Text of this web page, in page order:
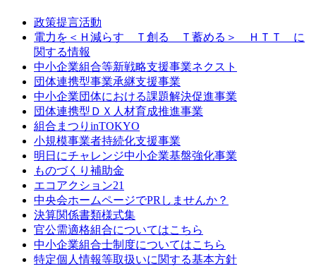
政策提言活動
電力を＜Ｈ減らす Ｔ創る Ｔ蓄める＞ ＨＴＴ に
関する情報
中小企業組合等新戦略支援事業ネクスト
団体連携型事業承継支援事業
中小企業団体における課題解決促進事業
団体連携型ＤＸ人材育成推進事業
組合まつりinTOKYO
小規模事業者持続化支援事業
明日にチャレンジ中小企業基盤強化事業
ものづくり補助金
エコアクション21
中央会ホームページでPRしませんか？
決算関係書類様式集
官公需適格組合についてはこちら
中小企業組合士制度についてはこちら
特定個人情報等取扱いに関する基本方針